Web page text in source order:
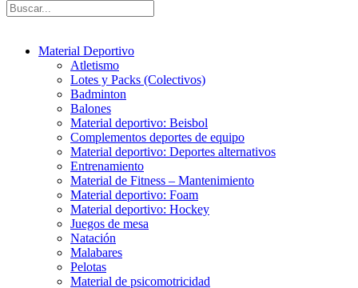
Material Deportivo
Atletismo
Lotes y Packs (Colectivos)
Badminton
Balones
Material deportivo: Beisbol
Complementos deportes de equipo
Material deportivo: Deportes alternativos
Entrenamiento
Material de Fitness – Mantenimiento
Material deportivo: Foam
Material deportivo: Hockey
Juegos de mesa
Natación
Malabares
Pelotas
Material de psicomotricidad